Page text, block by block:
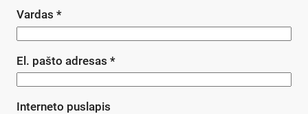
Vardas *
El. pašto adresas *
Interneto puslapis